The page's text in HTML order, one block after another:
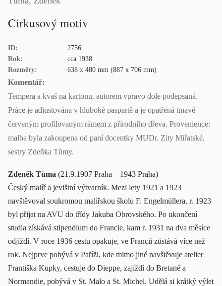
Cirkusový motiv
ID:
2756
Rok:
cca 1938
Rozměry:
638 x 480 mm (887 x 706 mm)
Komentář:
Tempera a kvaš na kartonu, autorem vpravo dole podepsaná.
Práce je adjustována v hluboké paspartě a je opatřená tmavě
červeným profilovaným rámem z přírodního dřeva. Provenience:
malba byla zakoupena od paní docentky MUDr. Zity Miřatské,
sestry Zdeňka Tůmy.
Zdeněk Tůma (21.9.1907 Praha – 1943 Praha)
Český malíř a jevištní výtvarník. Mezi lety 1921 a 1923
navštěvoval soukromou malířskou školu F. Engelmüllera, r. 1923
byl přijat na AVU do třídy Jakuba Obrovského. Po ukončení
studia získává stipendium do Francie, kam r. 1931 na dva měsíce
odjíždí. V roce 1936 cestu opakuje, ve Francii zůstává více než
rok. Nejprve pobývá v Paříži, kde mimo jiné navštěvuje atelier
Františka Kupky, cestuje do Dieppe, zajíždí do Bretaně a
Normandie, pobývá v St. Malo a St. Michel. Udělá si krátký výlet